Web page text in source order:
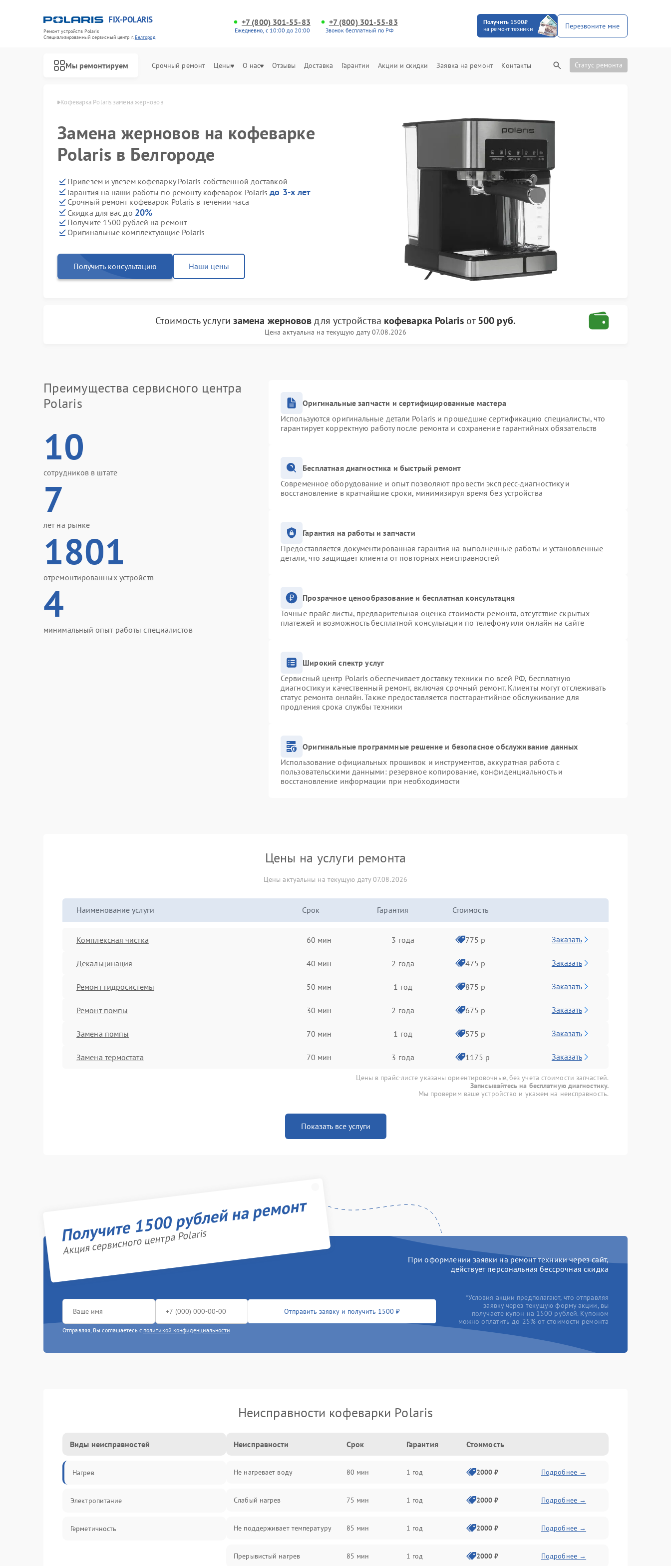
FIX-POLARIS
Ремонт устройств Polaris
Специализированный cервисный центр г.Белгород
+7 (800) 301-55-83
Ежедневно, с 10:00 до 20:00
+7 (800) 301-55-83
Звонок бесплатный по РФ
Получить 1500₽
на ремонт техники
Перезвоните мне
Мы ремонтируем Срочный ремонт Цены О нас Отзывы Доставка Гарантии Акции и скидки Заявка на ремонт Контакты Статус ремонта
в Белгороде Кофеварка Polaris замена жерновов
Замена жерновов на кофеварке
Polaris в Белгороде
Привезем и увезем кофеварку Polaris собственной доставкой
Гарантия на наши работы по ремонту кофеварок Polarisдо 3-х лет
Срочный ремонт кофеварок Polaris в течении часа
Скидка для вас до 20%
Получите 1500 рублей на ремонт
Оригинальные комплектующие Polaris
Получить консультацию Наши цены
Стоимость услуги замена жернововдля устройства кофеварка Polarisот500 руб.
Цена актуальна на текущую дату 07.08.2026
Преимущества сервисного центра
Polaris
10
сотрудников в штате
7
лет на рынке
1801
отремонтированных устройств
4
минимальный опыт работы специалистов
Оригинальные запчасти и сертифицированные мастера
Используются оригинальные детали Polaris и прошедшие сертификацию специалисты, что
гарантирует корректную работу после ремонта и сохранение гарантийных обязательств
Бесплатная диагностика и быстрый ремонт
Современное оборудование и опыт позволяют провести экспресс-диагностику и
восстановление в кратчайшие сроки, минимизируя время без устройства
Гарантия на работы и запчасти
Предоставляется документированная гарантия на выполненные работы и установленные
детали, что защищает клиента от повторных неисправностей
Прозрачное ценообразование и бесплатная консультация
Точные прайс-листы, предварительная оценка стоимости ремонта, отсутствие скрытых
платежей и возможность бесплатной консультации по телефону или онлайн на сайте
Широкий спектр услуг
Сервисный центр Polaris обеспечивает доставку техники по всей РФ, бесплатную
диагностику и качественный ремонт, включая срочный ремонт. Клиенты могут отслеживать
статус ремонта онлайн. Также предоставляется постгарантийное обслуживание для
продления срока службы техники
Оригинальные программные решение и безопасное обслуживание данных
Использование официальных прошивок и инструментов, аккуратная работа с
пользовательскими данными: резервное копирование, конфиденциальность и
восстановление информации при необходимости
Цены на услуги ремонта
Цены актуальны на текущую дату 07.08.2026
Наименование услуги Срок Гарантия Стоимость
Комплексная чистка 60 мин 3 года 775 р Заказать
Декальцинация 40 мин 2 года 475 р Заказать
Ремонт гидросистемы 50 мин 1 год 875 р Заказать
Ремонт помпы 30 мин 2 года 675 р Заказать
Замена помпы 70 мин 1 год 575 р Заказать
Замена термостата 70 мин 3 года 1175 р Заказать
Цены в прайс-листе указаны ориентировочные, без учета стоимости запчастей.
Записывайтесь на бесплатную диагностику.
Мы проверим ваше устройство и укажем на неисправность.
Показать все услуги
Получите 1500 рублей на ремонт
Акция сервисного центра Polaris
При оформлении заявки на ремонт техники через сайт,
действует персональная бессрочная скидка
Отправить заявку и получить 1500 ₽
Отправляя, Вы соглашаетесь с политикой конфиденциальности
*Условия акции предполагают, что отправляя
заявку через текущую форму акции, вы
получаете купон на 1500 рублей. Купоном
можно оплатить до 25% от стоимости ремонта
Неисправности кофеварки Polaris
Виды неисправностей
Нагрев
Электропитание
Герметичность
Неисправности Срок Гарантия Стоимость
Не нагревает воду 80 мин 1 год 2000 ₽ Подробнее →
Слабый нагрев 75 мин 1 год 2000 ₽ Подробнее →
Не поддерживает температуру 85 мин 1 год 2000 ₽ Подробнее →
Прерывистый нагрев 85 мин 1 год 2000 ₽ Подробнее →